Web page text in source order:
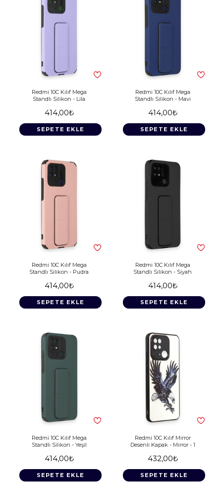
Redmi 10C Kılıf Mega
Standlı Silikon - Lila
414,00₺
SEPETE EKLE
Redmi 10C Kılıf Mega
Standlı Silikon - Mavi
414,00₺
SEPETE EKLE
Redmi 10C Kılıf Mega
Standlı Silikon - Pudra
414,00₺
SEPETE EKLE
Redmi 10C Kılıf Mega
Standlı Silikon - Siyah
414,00₺
SEPETE EKLE
Redmi 10C Kılıf Mega
Standlı Silikon - Yeşil
414,00₺
SEPETE EKLE
Redmi 10C Kılıf Mirror
Desenli Kapak - Mirror - 1
432,00₺
SEPETE EKLE